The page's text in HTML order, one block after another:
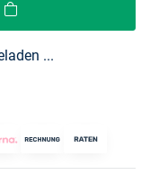
...